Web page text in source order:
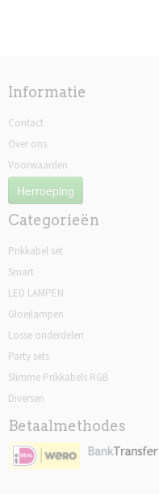
Informatie
Contact
Over ons
Voorwaarden
Herroeping
Categorieën
Prikkabel set
Smart
LED LAMPEN
Gloeilampen
Losse onderdelen
Party sets
Slimme Prikkabels RGB
Diversen
Betaalmethodes